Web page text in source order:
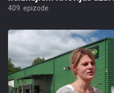
409. epizode